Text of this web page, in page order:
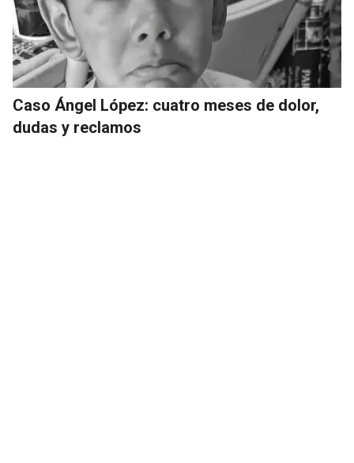
Caso Ángel López: cuatro meses de dolor,
dudas y reclamos